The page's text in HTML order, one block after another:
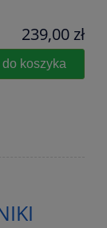
239,00 zł
do koszyka